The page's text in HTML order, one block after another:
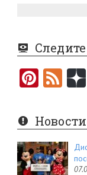
Pi
er
es
t
F
e
d